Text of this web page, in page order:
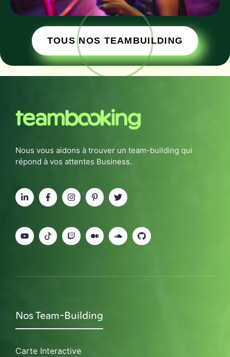
TOUS NOS TEAMBUILDING
Nous vous aidons à trouver un team-building qui
répond à vos attentes Business.
Nos Team-Building
Carte Interactive